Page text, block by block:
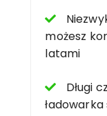
możesz
latami
Długi